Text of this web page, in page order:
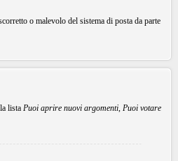
o malevolo del sistema di posta da parte
lista Puoi aprire nuovi argomenti, Puoi votare